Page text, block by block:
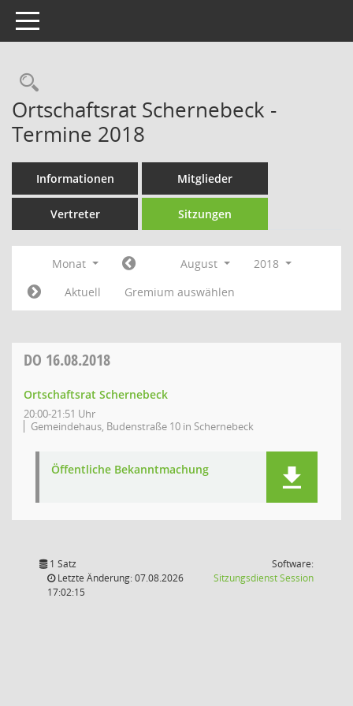
Toggle navigation
Rechercheauswahl
Ortschaftsrat Schernebeck -
Termine 2018
Informationen Mitglieder
Vertreter Sitzungen
Monat August
2018
Aktuell
Gremium auswählen
DO 16.08.2018
Ortschaftsrat Schernebeck
20:00-21:51 Uhr
Gemeindehaus, Budenstraße 10 in Schernebeck
Öffentliche Bekanntmachung
1 Satz
Letzte Änderung: 07.08.2026
17:02:15
Software:
SitzungsdienstSession(Wird in